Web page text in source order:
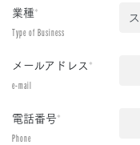
業種*
Type of Business
メールアドレス*
e-mail
電話番号*
Phone